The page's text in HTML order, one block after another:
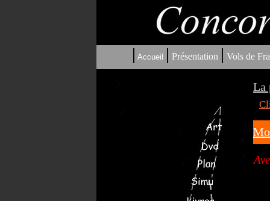
| Accueil | Présentation | Vols de
La